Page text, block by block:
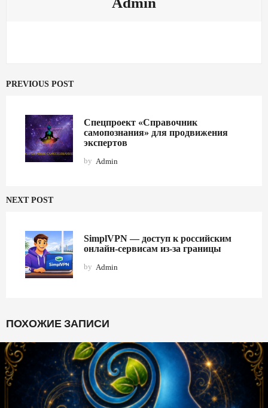
PREVIOUS POST
Спецпроект «Справочник
самопознания» для продвижения
экспертов
by Admin
NEXT POST
SimplVPN — доступ к российским
онлайн-сервисам из-за границы
by Admin
ПОХОЖИЕ ЗАПИСИ